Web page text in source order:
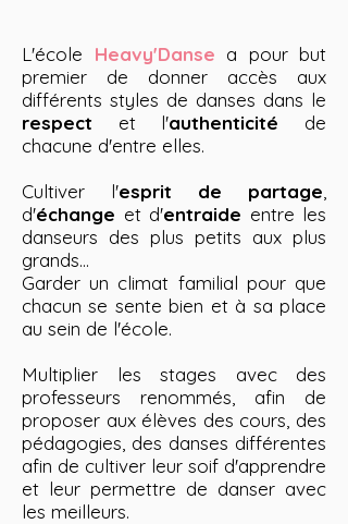
L'école Heavy'Danse a pour but
premier de donner accès aux
différents styles de danses dans le
respect et l'authenticité de
chacune d'entre elles.
Cultiver l'esprit de partage
d'échange et d'entraide entre les
danseurs des plus petits aux plus
grands...
Garder un climat familial pour que
chacun se sente bien et à sa place
au sein de l'école.
Multiplier les stages avec des
professeurs renommés, afin de
proposer aux élèves des cours, des
pédagogies, des danses différentes
afin de cultiver leur soif d'apprendre
et leur permettre de danser avec
les meilleurs.